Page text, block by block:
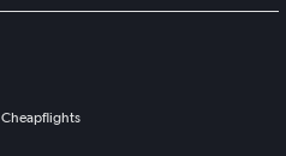
Cheapflights